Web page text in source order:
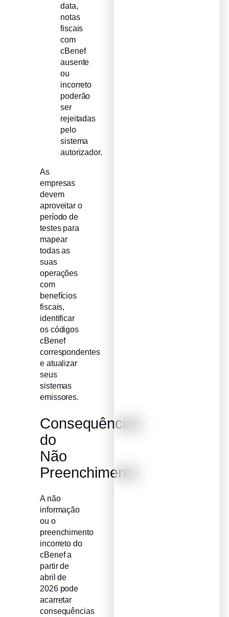
data,
notas
fiscais
com
cBenef
ausente
ou
incorreto
poderão
ser
rejeitadas
pelo
sistema
autorizador.
As
empresas
devem
aproveitar o
período de
testes para
mapear
todas as
suas
operações
com
benefícios
fiscais,
identificar
os códigos
cBenef
correspondentes
e atualizar
seus
sistemas
emissores.
Consequências
do
Não
Preenchimento
A não
informação
ou o
preenchimento
incorreto do
cBenef a
partir de
abril de
2026 pode
acarretar
consequências